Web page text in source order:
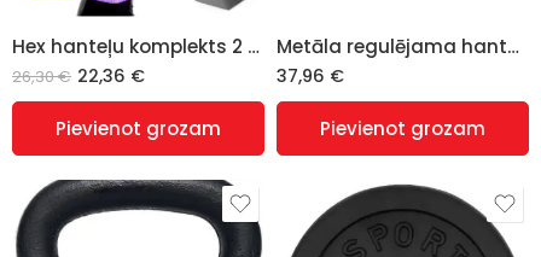
Hex hanteļu komplekts 2 x 10 kg
26,30€ 22,36 €
Pievienot grozam
Metāla regulējama hantele 10 kg
37,96 €
Pievienot grozam